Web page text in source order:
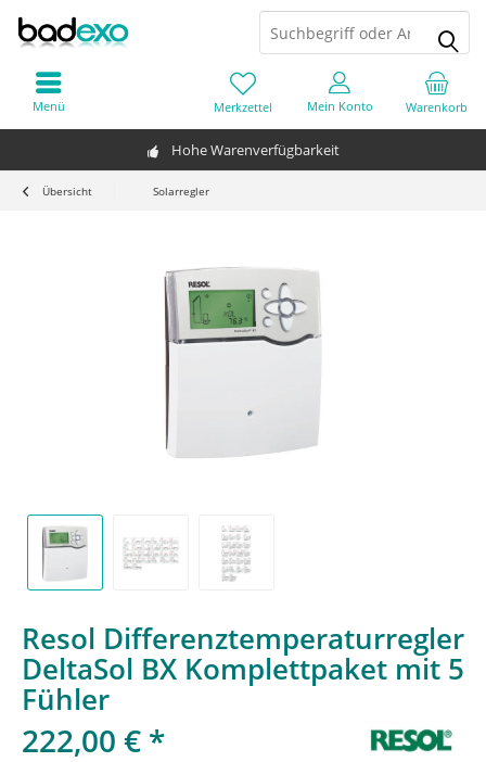
Hohe Warenverfügbarkeit
Warenkorb
Merkzettel Mein Konto
Menü
Übersicht Solarregler
Resol Differenztemperaturregler
DeltaSol BX Komplettpaket mit 5
Fühler
222,00 € *